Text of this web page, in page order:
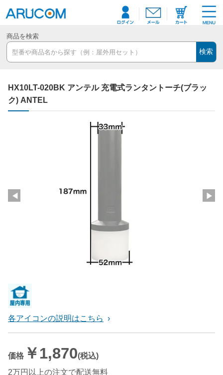
商品を検索
検索
HX10LT-020BK アンテル 充電式ランタントーチ(ブラッ
ク) ANTEL
◀ ▶
各アイコンの説明はこちら
価格 ￥1,870(税込)
2万円以上の注文で配送無料